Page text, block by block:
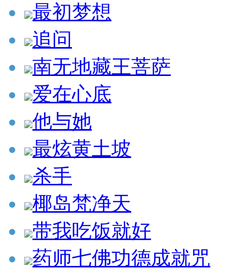
最初梦想
追问
南无地藏王菩萨
爱在心底
他与她
最炫黄土坡
杀手
椰岛梵净天
带我吃饭就好
药师七佛功德成就咒